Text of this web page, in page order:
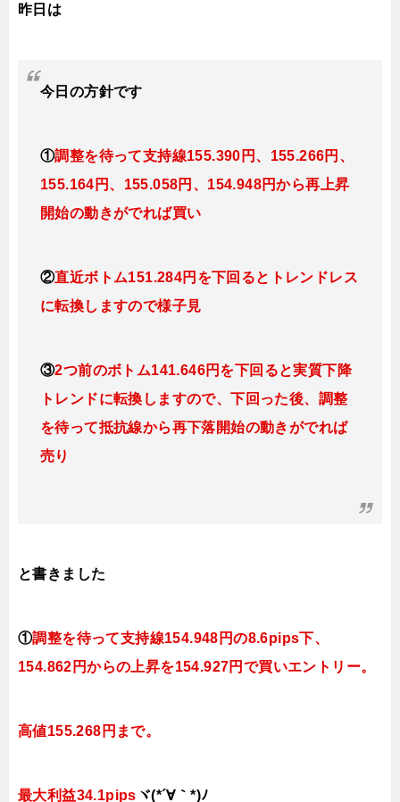
昨日は
今日 の方針です
①調整を待って支持線155.390 円、155.266円 、
155.164円、155.058円、154.948円から再上昇
開始の動きがでれば買い
②直近ボトム151.284円を下回るとトレンドレス
に転換しますので様子見
③2つ前のボトム141.646円を下回ると実質下降
トレンドに転換 しますので、下回った後、調整
を待って抵抗線から再下落開始の動きがでれば
売り
と書きました
①調整を待って支持線154.948 円の8.6pips下、
154.862円からの上昇を154.927円で買いエントリー。
高値155.268円まで。
最大利益34.1pips ヾ(*´∀｀*)ﾉ